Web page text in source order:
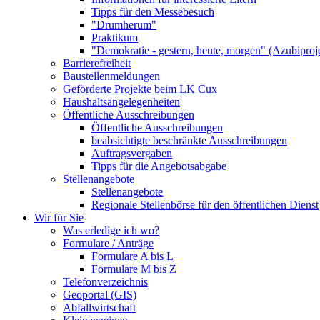
Tipps für den Messebesuch
"Drumherum"
Praktikum
"Demokratie - gestern, heute, morgen"
Barrierefreiheit
Baustellenmeldungen
Geförderte Projekte beim LK Cux
Haushaltsangelegenheiten
Öffentliche Ausschreibungen
Öffentliche Ausschreibungen
beabsichtigte beschränkte Ausschreibungen
Auftragsvergaben
Tipps für die Angebotsabgabe
Stellenangebote
Stellenangebote
Regionale Stellenbörse für den öffentlichen Dienst
Wir für Sie
Was erledige ich wo?
Formulare / Anträge
Formulare A bis L
Formulare M bis Z
Telefonverzeichnis
Geoportal (GIS)
Abfallwirtschaft